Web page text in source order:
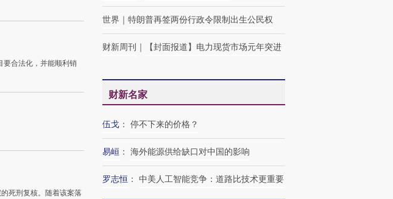
要合法化，并能顺利销
死刑复核。随着该案落
世界 特朗普再签两份行政令限制出生公民权
财新周刊 【封面报道】电力现货市场元年突进
财新名家
伍戈 ： 停不下来的价格？
易峘 ： 海外能源供给缺口对中国的影响
罗志恒 ： 中美人工智能竞争：道路比技术更重要